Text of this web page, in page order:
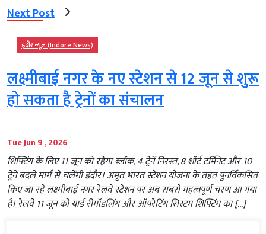
Next Post
इंदौर न्यूज़ (Indore News)
लक्ष्मीबाई नगर के नए स्टेशन से 12 जून से शुरू
हो सकता है ट्रेनों का संचालन
Tue Jun 9 , 2026
शिफ्टिंग के लिए 11 जून को रहेगा ब्लॉक, 4 ट्रेनें निरस्त, 8 शॉर्ट टर्मिनेट और 10
ट्रेनें बदले मार्ग से चलेंगी इंदौर। अमृत भारत स्टेशन योजना के तहत पुनर्विकसित
किए जा रहे लक्ष्मीबाई नगर रेलवे स्टेशन पर अब सबसे महत्वपूर्ण चरण आ गया
है। रेलवे 11 जून को यार्ड रीमॉडलिंग और ऑपरेटिंग सिस्टम शिफ्टिंग का […]